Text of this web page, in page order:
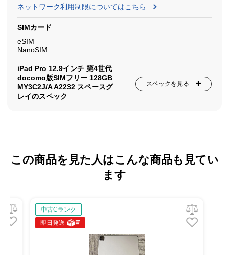
ネットワーク利用制限についてはこちら
SIMカード
eSIM
NanoSIM
iPad Pro 12.9インチ 第4世代
docomo版SIMフリー 128GB
MY3C2J/A A2232 スペースグ
レイのスペック
スペックを見る
この商品を見た人はこんな商品も見てい
ます
中古Cランク
即日発送